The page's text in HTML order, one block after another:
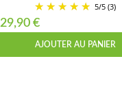
5/5 (3)
29,90 €
AJOUTER AU PANIER